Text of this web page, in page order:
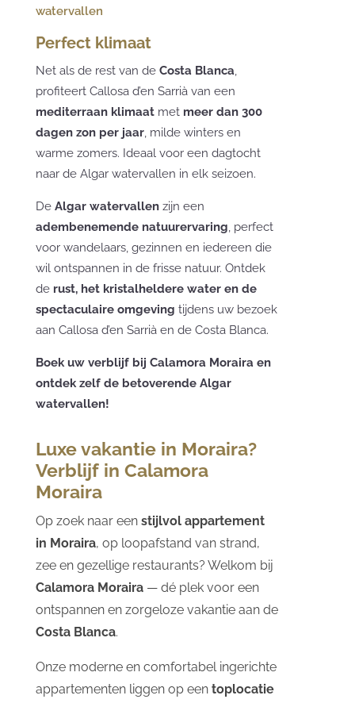
watervallen
Perfect klimaat
Net als de rest van de Costa Blanca,
profiteert Callosa d’en Sarrià van een
mediterraan klimaatmet meer dan 300
dagen zon per jaar, milde winters en
warme zomers. Ideaal voor een dagtocht
naar de Algar watervallen in elk seizoen.
De Algar watervallenzijn een
adembenemende natuurervaring, perfect
voor wandelaars, gezinnen en iedereen die
wil ontspannen in de frisse natuur. Ontdek
de rust, het kristalheldere water en de
spectaculaire omgeving tijdens uw bezoek
aan Callosa d’en Sarrià en de Costa Blanca.
Boek uw verblijf bij Calamora Moraira en
ontdek zelf de betoverende Algar
watervallen!
Luxe vakantie in Moraira?
Verblijf in Calamora
Moraira
Op zoek naar een stijlvol appartement
in Moraira, op loopafstand van strand,
zee en gezellige restaurants? Welkom bij
Calamora Moraira— dé plek voor een
ontspannen en zorgeloze vakantie aan de
Costa Blanca.
Onze moderne en comfortabel ingerichte
appartementen liggen op een toplocatie